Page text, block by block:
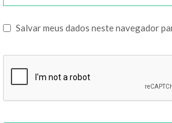
Salvar meus dados neste navegador